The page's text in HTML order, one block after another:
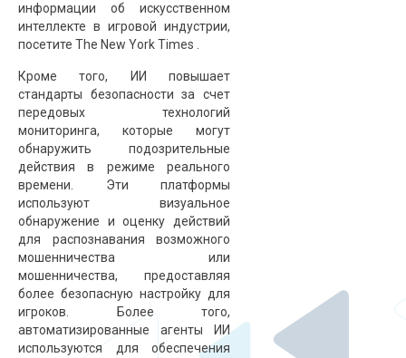
информации об искусственном
интеллекте в игровой индустрии,
посетите The New York Times
Кроме того, ИИ повышает
стандарты безопасности за счет
передовых технологий
мониторинга, которые могут
обнаружить подозрительные
действия в режиме реального
времени. Эти платформы
используют визуальное
обнаружение и оценку действий
для распознавания возможного
мошенничества или
мошенничества, предоставляя
более безопасную настройку для
игроков. Более того,
автоматизированные агенты ИИ
используются для обеспечения